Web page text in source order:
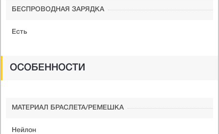
БЕСПРОВОДНАЯ ЗАРЯДКА
Есть
ОСОБЕННОСТИ
МАТЕРИАЛ БРАСЛЕТА/РЕМЕШКА
Нейлон